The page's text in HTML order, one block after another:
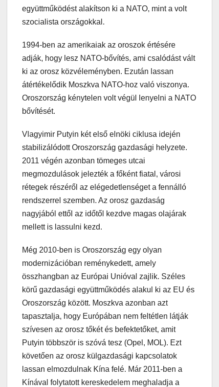
együttműködést alakítson ki a NATO, mint a volt
szocialista országokkal.
1994-ben az amerikaiak az oroszok értésére
adják, hogy lesz NATO-bővítés, ami csalódást vált
ki az orosz közvéleményben. Ezután lassan
átértékelődik Moszkva NATO-hoz való viszonya.
Oroszország kénytelen volt végül lenyelni a NATO
bővítését.
Vlagyimir Putyin két első elnöki ciklusa idején
stabilizálódott Oroszország gazdasági helyzete.
2011 végén azonban tömeges utcai
megmozdulások jelezték a főként fiatal, városi
rétegek részéről az elégedetlenséget a fennálló
rendszerrel szemben. Az orosz gazdaság
nagyjából ettől az időtől kezdve magas olajárak
mellett is lassulni kezd.
Még 2010-ben is Oroszország egy olyan
modernizációban reménykedett, amely
összhangban az Európai Unióval zajlik. Széles
körű gazdasági együttműködés alakul ki az EU és
Oroszország között. Moszkva azonban azt
tapasztalja, hogy Európában nem feltétlen látják
szívesen az orosz tőkét és befektetőket, amit
Putyin többször is szóvá tesz (Opel, MOL). Ezt
követően az orosz külgazdasági kapcsolatok
lassan elmozdulnak Kína felé. Már 2011-ben a
Kínával folytatott kereskedelem meghaladja a